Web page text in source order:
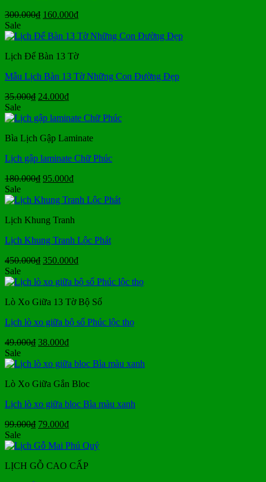
300.000₫ Giá
là:
160.000₫Giá
tại
160.000₫.
Sale
Lịch Để Bàn 13 Tờ
Mẫu Lịch Bàn 13 Tờ Những Con Đường Đẹp
35.000₫ Giá
là:
24.000₫Giá
tại
24.000₫.
Sale
Bìa Lịch Gập Laminate
Lịch gập laminate Chữ Phúc
180.000₫ Giá
là:
95.000₫Giá
tại
95.000₫.
Sale
Lịch Khung Tranh
Lịch Khung Tranh Lộc Phát
450.000₫ Giá
là:
350.000₫Giá
tại
350.000₫.
Sale
Lò Xo Giữa 13 Tờ Bộ Số
Lịch lò xo giữa bộ số Phúc lộc thọ
49.000₫ Giá
là:
38.000₫Giá
tại
38.000₫.
Sale
Lò Xo Giữa Gắn Bloc
Lịch lò xo giữa bloc Bìa màu xanh
99.000₫ Giá
là:
79.000₫Giá
tại
79.000₫.
Sale
LỊCH GỖ CAO CẤP